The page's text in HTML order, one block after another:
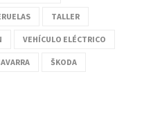
TALLER
VEHÍCULO ELÉCTRICO
ŠKODA